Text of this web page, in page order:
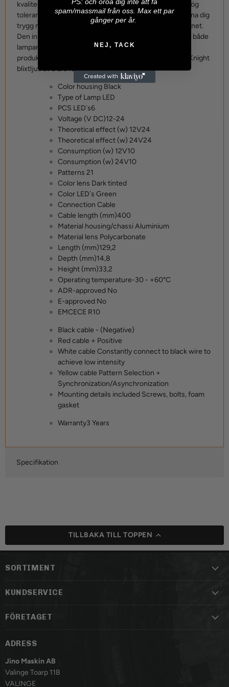
kvalitet, och klassningen IP69K garanterar en mycket hög
tolerans för smuts och väta. Tack vare detta kan du känna dig
trygg med att installera det i utsatta positioner på fordonet.
Den inkluderade EVA-packningen hjälper till att skydda både
lampan och ytan på ditt fordon. Precis som alla andra
produkter från Strands Lighting Division så täcks Dark Knight
blixtljus av 3 års funktionsgaranti.
Color housing Black
Type of Lamp LED
PCS LED´s6
Voltage (V DC)12-24
Theoretical effect (w) 12V24
Theoretical effect (w) 24V24
Consumption (w) 12V10
Consumption (w) 24V10
Patterns 21
Color lens Dark tinted
Color LED´s Green
Connection Cable
Cable length (mm)400
Material housing/chassi Aluminium
Material lens Polycarbonate
Length (mm)129,2
Depth (mm)14,8
Height (mm)33,2
Operating temperature-30 - +60°C
ADR-approved No
E-approved No
EMCECE R10
Black cable - (Negative)
Red cable + Positive
White cable Constantly connect to black wire to
achieve low intensity
Yellow cable Pattern Selection +
Synchronization/Asynchronization
Mounting details included Screws, bolts, foam
gasket
Warranty3 Years
Specifikation
TILLBAKA TILL TOPPEN
SORTIMENT
KUNDSERVICE
FÖRETAGET
ADRESS
Jino Maskin AB
Valinge Toarp 11B
VALINGE
spam/massmail från oss. Max ett par
gånger per år.
NEJ, TACK